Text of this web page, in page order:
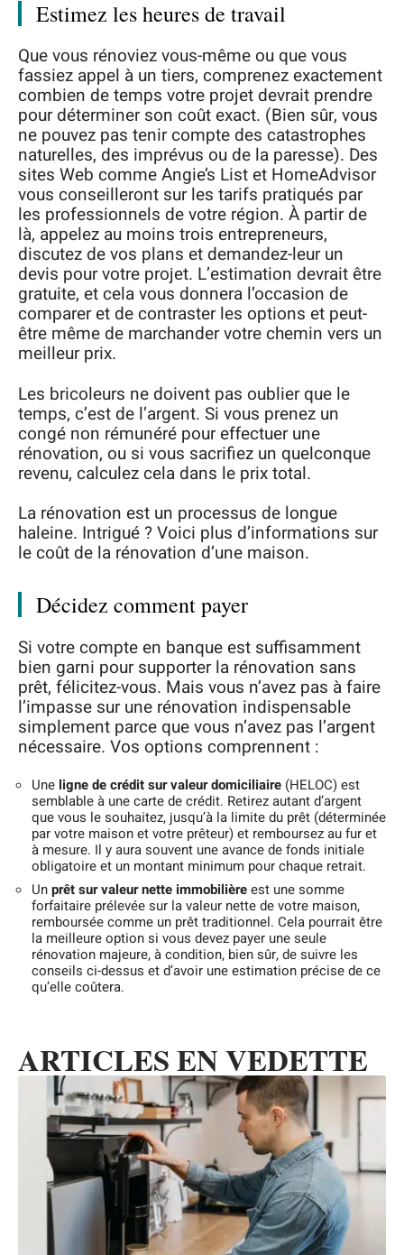
Estimez les heures de travail
Que vous rénoviez vous-même ou que vous
fassiez appel à un tiers, comprenez exactement
combien de temps votre projet devrait prendre
pour déterminer son coût exact. (Bien sûr, vous
ne pouvez pas tenir compte des catastrophes
naturelles, des imprévus ou de la paresse). Des
sites Web comme Angie’s List et HomeAdvisor
vous conseilleront sur les tarifs pratiqués par
les professionnels de votre région. À partir de
là, appelez au moins trois entrepreneurs,
discutez de vos plans et demandez-leur un
devis pour votre projet. L’estimation devrait être
gratuite, et cela vous donnera l’occasion de
comparer et de contraster les options et peut-
être même de marchander votre chemin vers un
meilleur prix.
Les bricoleurs ne doivent pas oublier que le
temps, c’est de l’argent. Si vous prenez un
congé non rémunéré pour effectuer une
rénovation, ou si vous sacrifiez un quelconque
revenu, calculez cela dans le prix total.
La rénovation est un processus de longue
haleine. Intrigué ? Voici plus d’informations sur
le coût de la rénovation d’une maison.
Décidez comment payer
Si votre compte en banque est suffisamment
bien garni pour supporter la rénovation sans
prêt, félicitez-vous. Mais vous n’avez pas à faire
l’impasse sur une rénovation indispensable
simplement parce que vous n’avez pas l’argent
nécessaire. Vos options comprennent :
Une ligne de crédit sur valeur domiciliaire (HELOC) est
semblable à une carte de crédit. Retirez autant d’argent
que vous le souhaitez, jusqu’à la limite du prêt (déterminée
par votre maison et votre prêteur) et remboursez au fur et
à mesure. Il y aura souvent une avance de fonds initiale
obligatoire et un montant minimum pour chaque retrait.
Unprêt sur valeur nette immobilièreest une somme
forfaitaire prélevée sur la valeur nette de votre maison,
remboursée comme un prêt traditionnel. Cela pourrait être
la meilleure option si vous devez payer une seule
rénovation majeure, à condition, bien sûr, de suivre les
conseils ci-dessus et d’avoir une estimation précise de ce
qu’elle coûtera.
ARTICLES EN VEDETTE